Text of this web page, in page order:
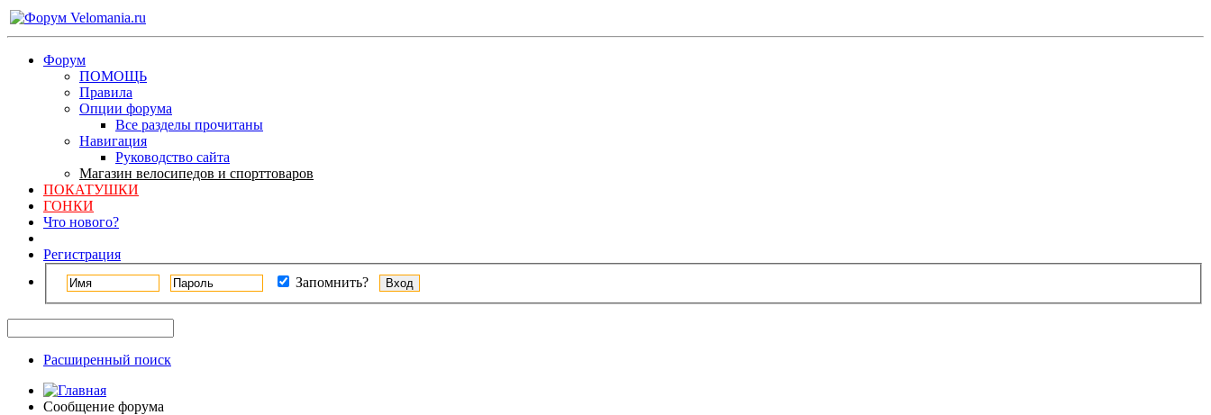
Форум
ПОМОЩЬ
Правила
Опции форума
Все разделы прочитаны
Навигация
Руководство сайта
Магазин велосипедов и спорттоваров
ПОКАТУШКИ
ГОНКИ
Что нового?
Регистрация
Запомнить?
Расширенный поиск
Сообщение форума